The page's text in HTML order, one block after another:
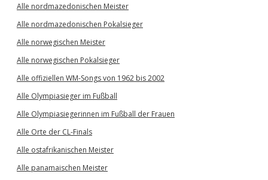
Alle nordmazedonischen Meister
Alle nordmazedonischen Pokalsieger
Alle norwegischen Meister
Alle norwegischen Pokalsieger
Alle offiziellen WM-Songs von 1962 bis 2002
Alle Olympiasieger im Fußball
Alle Olympiasiegerinnen im Fußball der Frauen
Alle Orte der CL-Finals
Alle ostafrikanischen Meister
Alle panamaischen Meister